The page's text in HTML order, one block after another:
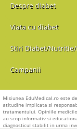
Despre diabet
Viata cu diabet
Stiri Diabet/
Campanii
Misiunea EduMedical.ro este
atitudine implicata si
tratamentului. Opiniile
au scop informativ si
diagnosticul stabilit in urma